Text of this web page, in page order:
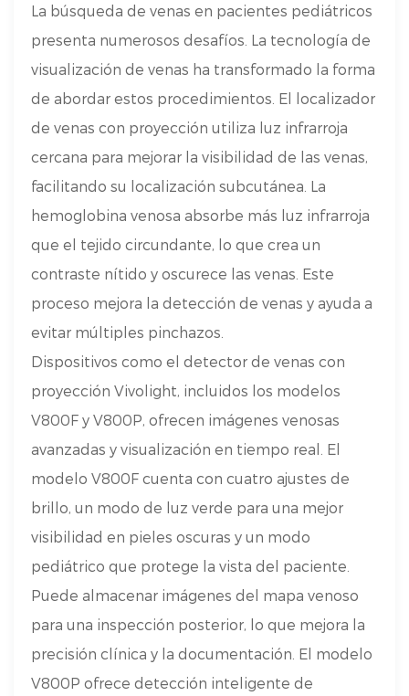
La búsqueda de venas en pacientes pediátricos
presenta numerosos desafíos. La tecnología de
visualización de venas ha transformado la forma
de abordar estos procedimientos. El localizador
de venas con proyección utiliza luz infrarroja
cercana para mejorar la visibilidad de las venas,
facilitando su localización subcutánea. La
hemoglobina venosa absorbe más luz infrarroja
que el tejido circundante, lo que crea un
contraste nítido y oscurece las venas. Este
proceso mejora la detección de venas y ayuda a
evitar múltiples pinchazos.
Dispositivos como el detector de venas con
proyección Vivolight, incluidos los modelos
V800F y V800P, ofrecen imágenes venosas
avanzadas y visualización en tiempo real. El
modelo V800F cuenta con cuatro ajustes de
brillo, un modo de luz verde para una mejor
visibilidad en pieles oscuras y un modo
pediátrico que protege la vista del paciente.
Puede almacenar imágenes del mapa venoso
para una inspección posterior, lo que mejora la
precisión clínica y la documentación. El modelo
V800P ofrece detección inteligente de